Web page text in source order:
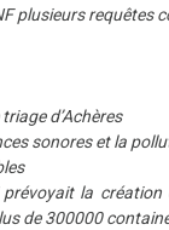
plusieurs requêtes
d’Achères
sonores et la
la
de 300000